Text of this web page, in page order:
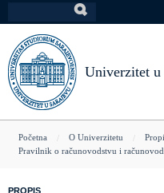
na
glavni
sadržaj
Univerzitet u
You
here
Početna O Univerzitetu
Pravilnik o računovodstvu i
PROPIS